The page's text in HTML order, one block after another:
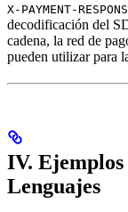
X-PAYMENT-
decodificación del
cadena, la red de
pueden utilizar para
IV.
Lenguajes